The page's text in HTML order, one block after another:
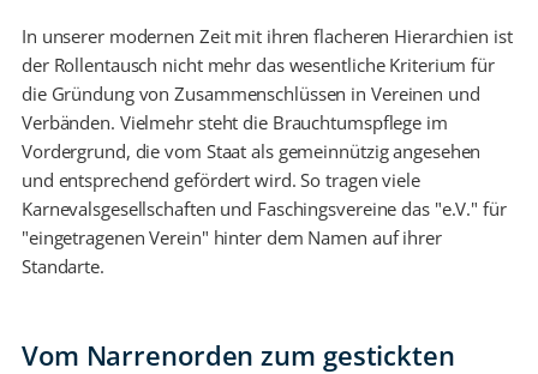
In unserer modernen Zeit mit ihren flacheren Hierarchien ist
der Rollentausch nicht mehr das wesentliche Kriterium für
die Gründung von Zusammenschlüssen in Vereinen und
Verbänden. Vielmehr steht die Brauchtumspflege im
Vordergrund, die vom Staat als gemeinnützig angesehen
und entsprechend gefördert wird. So tragen viele
Karnevalsgesellschaften und Faschingsvereine das "e.V." für
"eingetragenen Verein" hinter dem Namen auf ihrer
Standarte.
Vom Narrenorden zum gestickten